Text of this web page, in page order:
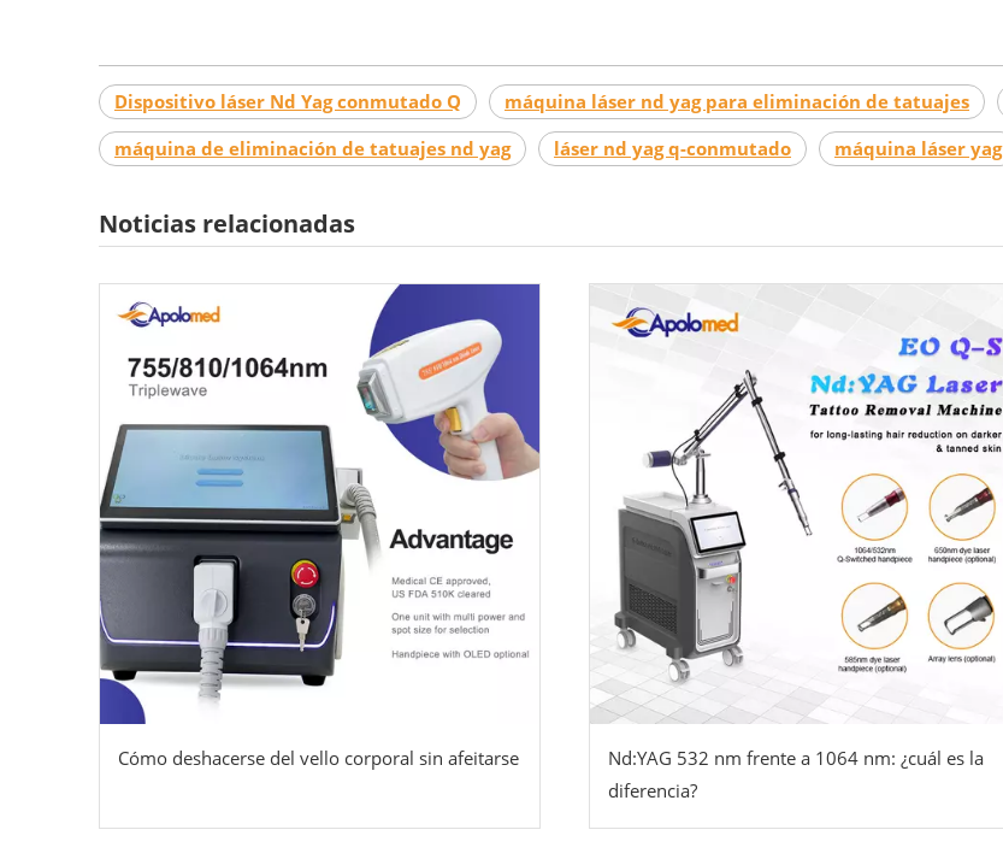
Dispositivo láser Nd Yag conmutado Q máquina láser nd yag para eliminación de tatuajes
máquina de eliminación de tatuajes nd yag
láser nd yag q-conmutado máquina láser yag
Noticias relacionadas
Cómo deshacerse del vello corporal sin afeitarse
Nd:YAG 532 nm frente a 1064 nm: ¿cuál es la
diferencia?